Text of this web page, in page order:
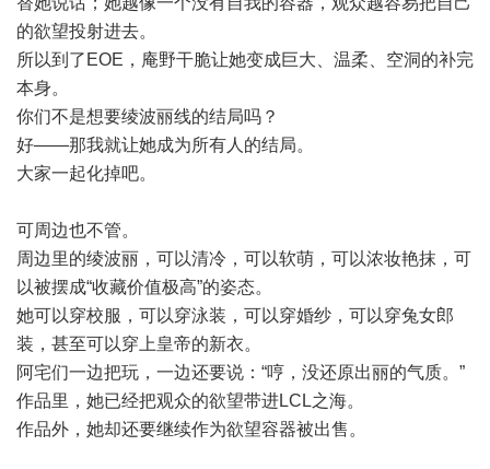
的欲望投射进去。
所以到了EOE，庵野干脆让她变成巨大、温柔、空洞的补完
本身。
你们不是想要绫波丽线的结局吗？
好——那我就让她成为所有人的结局。
大家一起化掉吧。
可周边也不管。
周边里的绫波丽，可以清冷，可以软萌，可以浓妆艳抹，可
以被摆成“收藏价值极高”的姿态。
她可以穿校服，可以穿泳装，可以穿婚纱，可以穿兔女郎
装，甚至可以穿上皇帝的新衣。
阿宅们一边把玩，一边还要说：“哼，没还原出丽的气质。”
作品里，她已经把观众的欲望带进LCL之海。
作品外，她却还要继续作为欲望容器被出售。